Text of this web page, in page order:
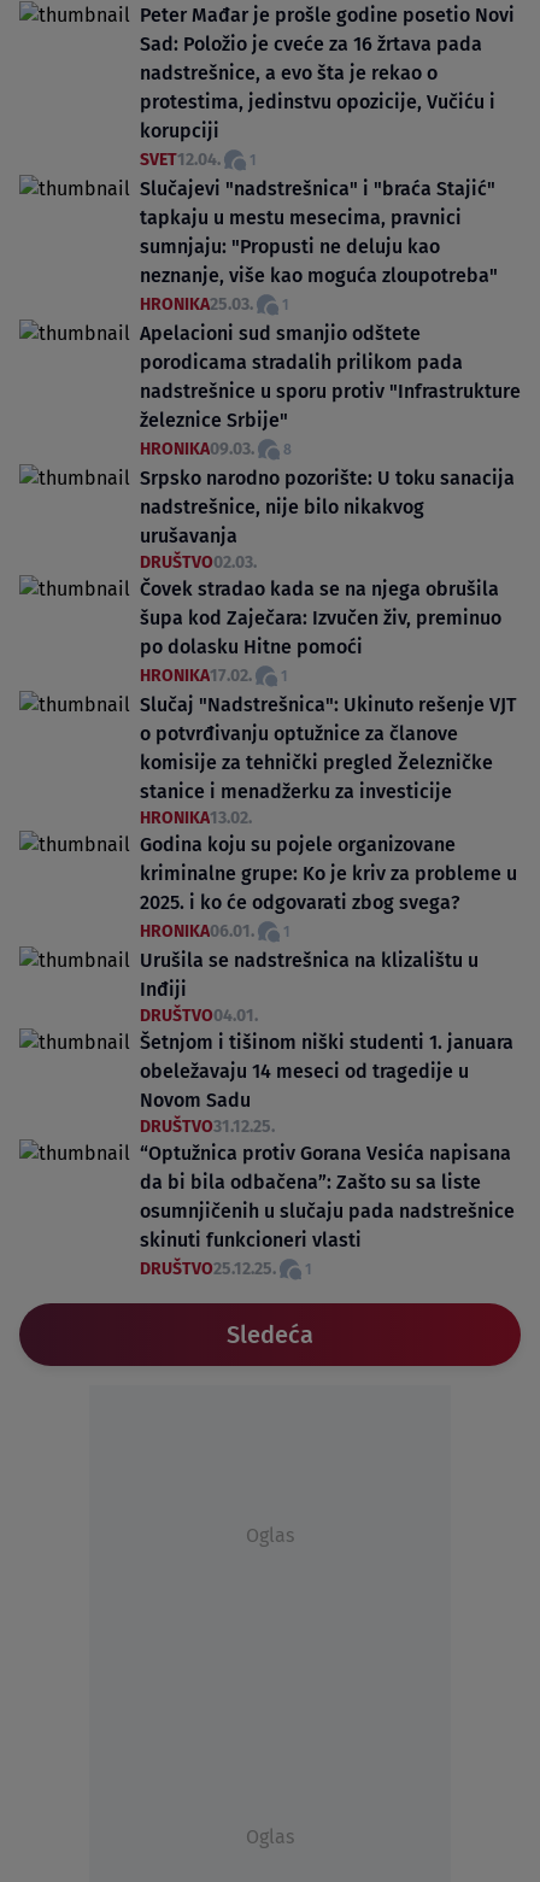
Peter Mađar je prošle godine posetio Novi
Sad: Položio je cveće za 16 žrtava pada
nadstrešnice, a evo šta je rekao o
protestima, jedinstvu opozicije, Vučiću i
korupciji
SVET12.04. 1
Slučajevi "nadstrešnica" i "braća Stajić"
tapkaju u mestu mesecima, pravnici
sumnjaju: "Propusti ne deluju kao
neznanje, više kao moguća zloupotreba"
HRONIKA25.03. 1
Apelacioni sud smanjio odštete
porodicama stradalih prilikom pada
nadstrešnice u sporu protiv "Infrastrukture
železnice Srbije"
HRONIKA09.03. 8
Srpsko narodno pozorište: U toku sanacija
nadstrešnice, nije bilo nikakvog
urušavanja
DRUŠTVO02.03.
Čovek stradao kada se na njega obrušila
šupa kod Zaječara: Izvučen živ, preminuo
po dolasku Hitne pomoći
HRONIKA17.02. 1
Slučaj "Nadstrešnica": Ukinuto rešenje VJT
o potvrđivanju optužnice za članove
komisije za tehnički pregled Železničke
stanice i menadžerku za investicije
HRONIKA13.02.
Godina koju su pojele organizovane
kriminalne grupe: Ko je kriv za probleme u
2025. i ko će odgovarati zbog svega?
HRONIKA06.01. 1
Urušila se nadstrešnica na klizalištu u
Inđiji
DRUŠTVO04.01.
Šetnjom i tišinom niški studenti 1. januara
obeležavaju 14 meseci od tragedije u
Novom Sadu
DRUŠTVO31.12.25.
“Optužnica protiv Gorana Vesića napisana
da bi bila odbačena”: Zašto su sa liste
osumnjičenih u slučaju pada nadstrešnice
skinuti funkcioneri vlasti
DRUŠTVO25.12.25. 1
Sledeća
Oglas
Oglas